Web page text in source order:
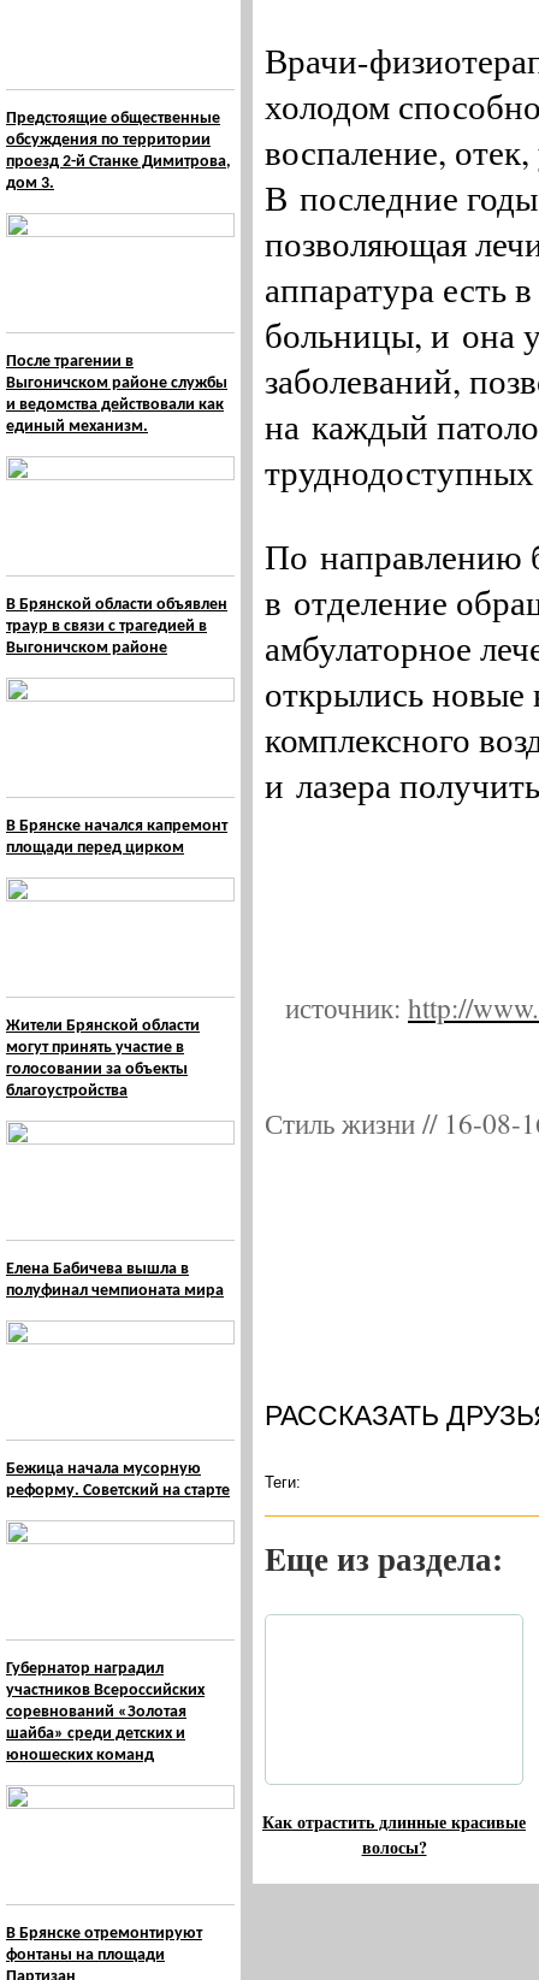
Предстоящие общественные
обсуждения по территории
проезд 2-й Станке Димитрова,
дом 3.
После трагении в
Выгоничском районе службы
и ведомства действовали как
единый механизм.
В Брянской области объявлен
траур в связи с трагедией в
Выгоничском районе
В Брянске начался капремонт
площади перед цирком
Жители Брянской области
могут принять участие в
голосовании за объекты
благоустройства
Елена Бабичева вышла в
полуфинал чемпионата мира
Бежица начала мусорную
реформу. Советский на старте
Губернатор наградил
участников Всероссийских
соревнований «Золотая
шайба» среди детских и
юношеских команд
В Брянске отремонтируют
фонтаны на площади
Врачи-
холодом
воспаление,
В последние
позволяющая
аппаратура есть
больницы, и она
заболеваний,
на каждый
труднодоступных
По направлению
в отделение
амбулаторное
открылись
комплексного
и лазера
источник: http://
Стиль жизни // 16-08-
РАССКАЗАТЬ
Теги:
Eще из раздела:
Как отрастить длинные красивые
волосы?